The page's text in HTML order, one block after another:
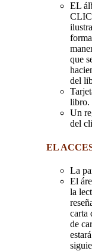
EL
CLIC
que
del
libro.
Un
del
EL
La
El
la
carta
de